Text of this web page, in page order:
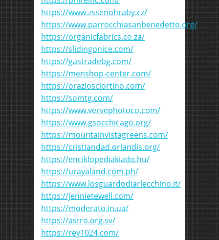
https://www.zssenohraby.cz/
https://www.parrocchiasanbenedetto.org/
https://organicfabrics.co.za/
https://slidingonice.com/
https://gastradebg.com/
https://menshop-center.com/
https://oraziosciortino.com/
https://somtg.com/
https://www.vervephotoco.com/
https://www.gsocchicago.org/
https://mountainvistagreens.com/
https://cristiandad.orlandis.org/
https://enciklopediakiado.hu/
https://urayaland.com.ph/
https://www.losguardodiarlecchino.it/
https://jennietewell.com/
https://moderato.in.ua/
https://astro.org.sv/
https://rey1024.com/